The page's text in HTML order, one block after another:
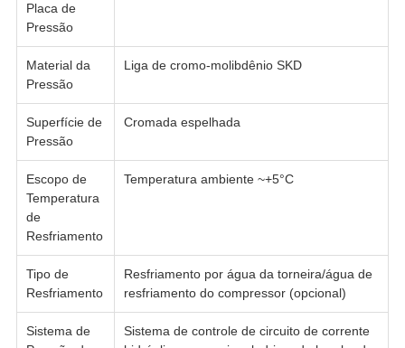
Placa de
Pressão
Material da
Pressão
Liga de cromo-molibdênio SKD
Superfície de
Pressão
Cromada espelhada
Escopo de
Temperatura
de
Resfriamento
Temperatura ambiente ~+5°C
Tipo de
Resfriamento
Resfriamento por água da torneira/água de
resfriamento do compressor (opcional)
Sistema de
Sistema de controle de circuito de corrente